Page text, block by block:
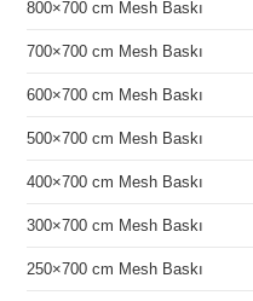
800×700 cm Mesh Baskı
700×700 cm Mesh Baskı
600×700 cm Mesh Baskı
500×700 cm Mesh Baskı
400×700 cm Mesh Baskı
300×700 cm Mesh Baskı
250×700 cm Mesh Baskı